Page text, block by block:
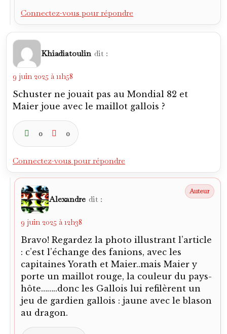
Connectez-vous pour répondre
Khiadiatoulin dit :
9 juin 2025 à 11h58
Schuster ne jouait pas au Mondial 82 et
Maier joue avec le maillot gallois ?
0 0
Connectez-vous pour répondre
Alexandre dit :
9 juin 2025 à 12h38
Bravo! Regardez la photo illustrant l’article
: c’est l’échange des fanions, avec les
capitaines Yorath et Maier..mais Maier y
porte un maillot rouge, la couleur du pays-
hôte……..donc les Gallois lui refilèrent un
jeu de gardien gallois : jaune avec le blason
au dragon.